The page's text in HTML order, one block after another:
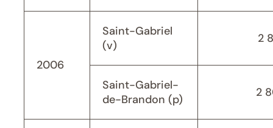
2006
Saint-Gabriel
(v)
2
Saint-Gabriel-
de-Brandon (p)
2